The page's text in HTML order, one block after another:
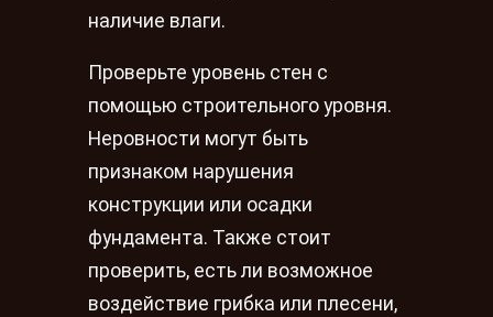
наличие влаги.
Проверьте уровень стен с
помощью строительного уровня.
Неровности могут быть
признаком нарушения
конструкции или осадки
фундамента. Также стоит
проверить, есть ли возможное
воздействие грибка или плесени,